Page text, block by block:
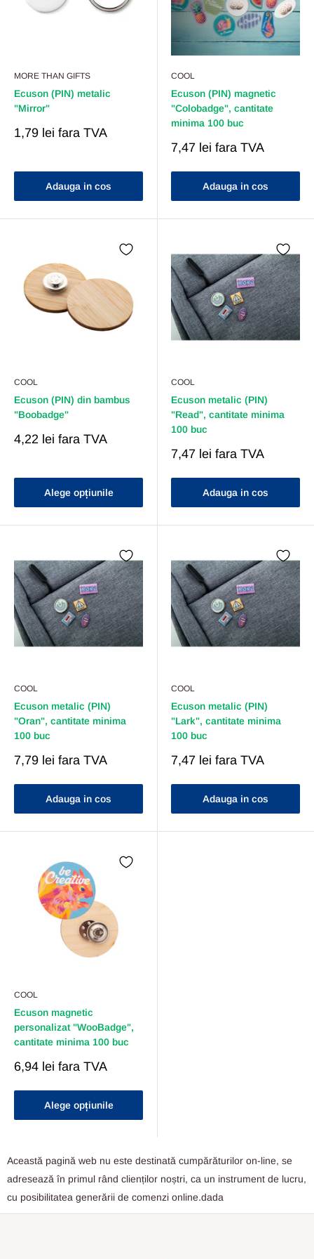
MORE THAN GIFTS
Ecuson (PIN) metalic
"Mirror"
Pret
1,79 lei fara TVA
Adauga in cos
COOL
Ecuson (PIN) magnetic
"Colobadge", cantitate
minima 100 buc
Pret
7,47 lei fara TVA
Adauga in cos
COOL
Ecuson (PIN) din bambus
"Boobadge"
Pret
4,22 lei fara TVA
Alege opțiunile
COOL
Ecuson metalic (PIN)
"Read", cantitate minima
100 buc
Pret
7,47 lei fara TVA
Adauga in cos
COOL
Ecuson metalic (PIN)
"Oran", cantitate minima
100 buc
Pret
7,79 lei fara TVA
Adauga in cos
COOL
Ecuson metalic (PIN)
"Lark", cantitate minima
100 buc
Pret
7,47 lei fara TVA
Adauga in cos
COOL
Ecuson magnetic
personalizat "WooBadge",
cantitate minima 100 buc
Pret
6,94 lei fara TVA
Alege opțiunile
Această pagină web nu este destinată cumpărăturilor on-line, se
adresează în primul rând clienților noștri, ca un instrument de lucru,
cu posibilitatea generării de comenzi online.dada